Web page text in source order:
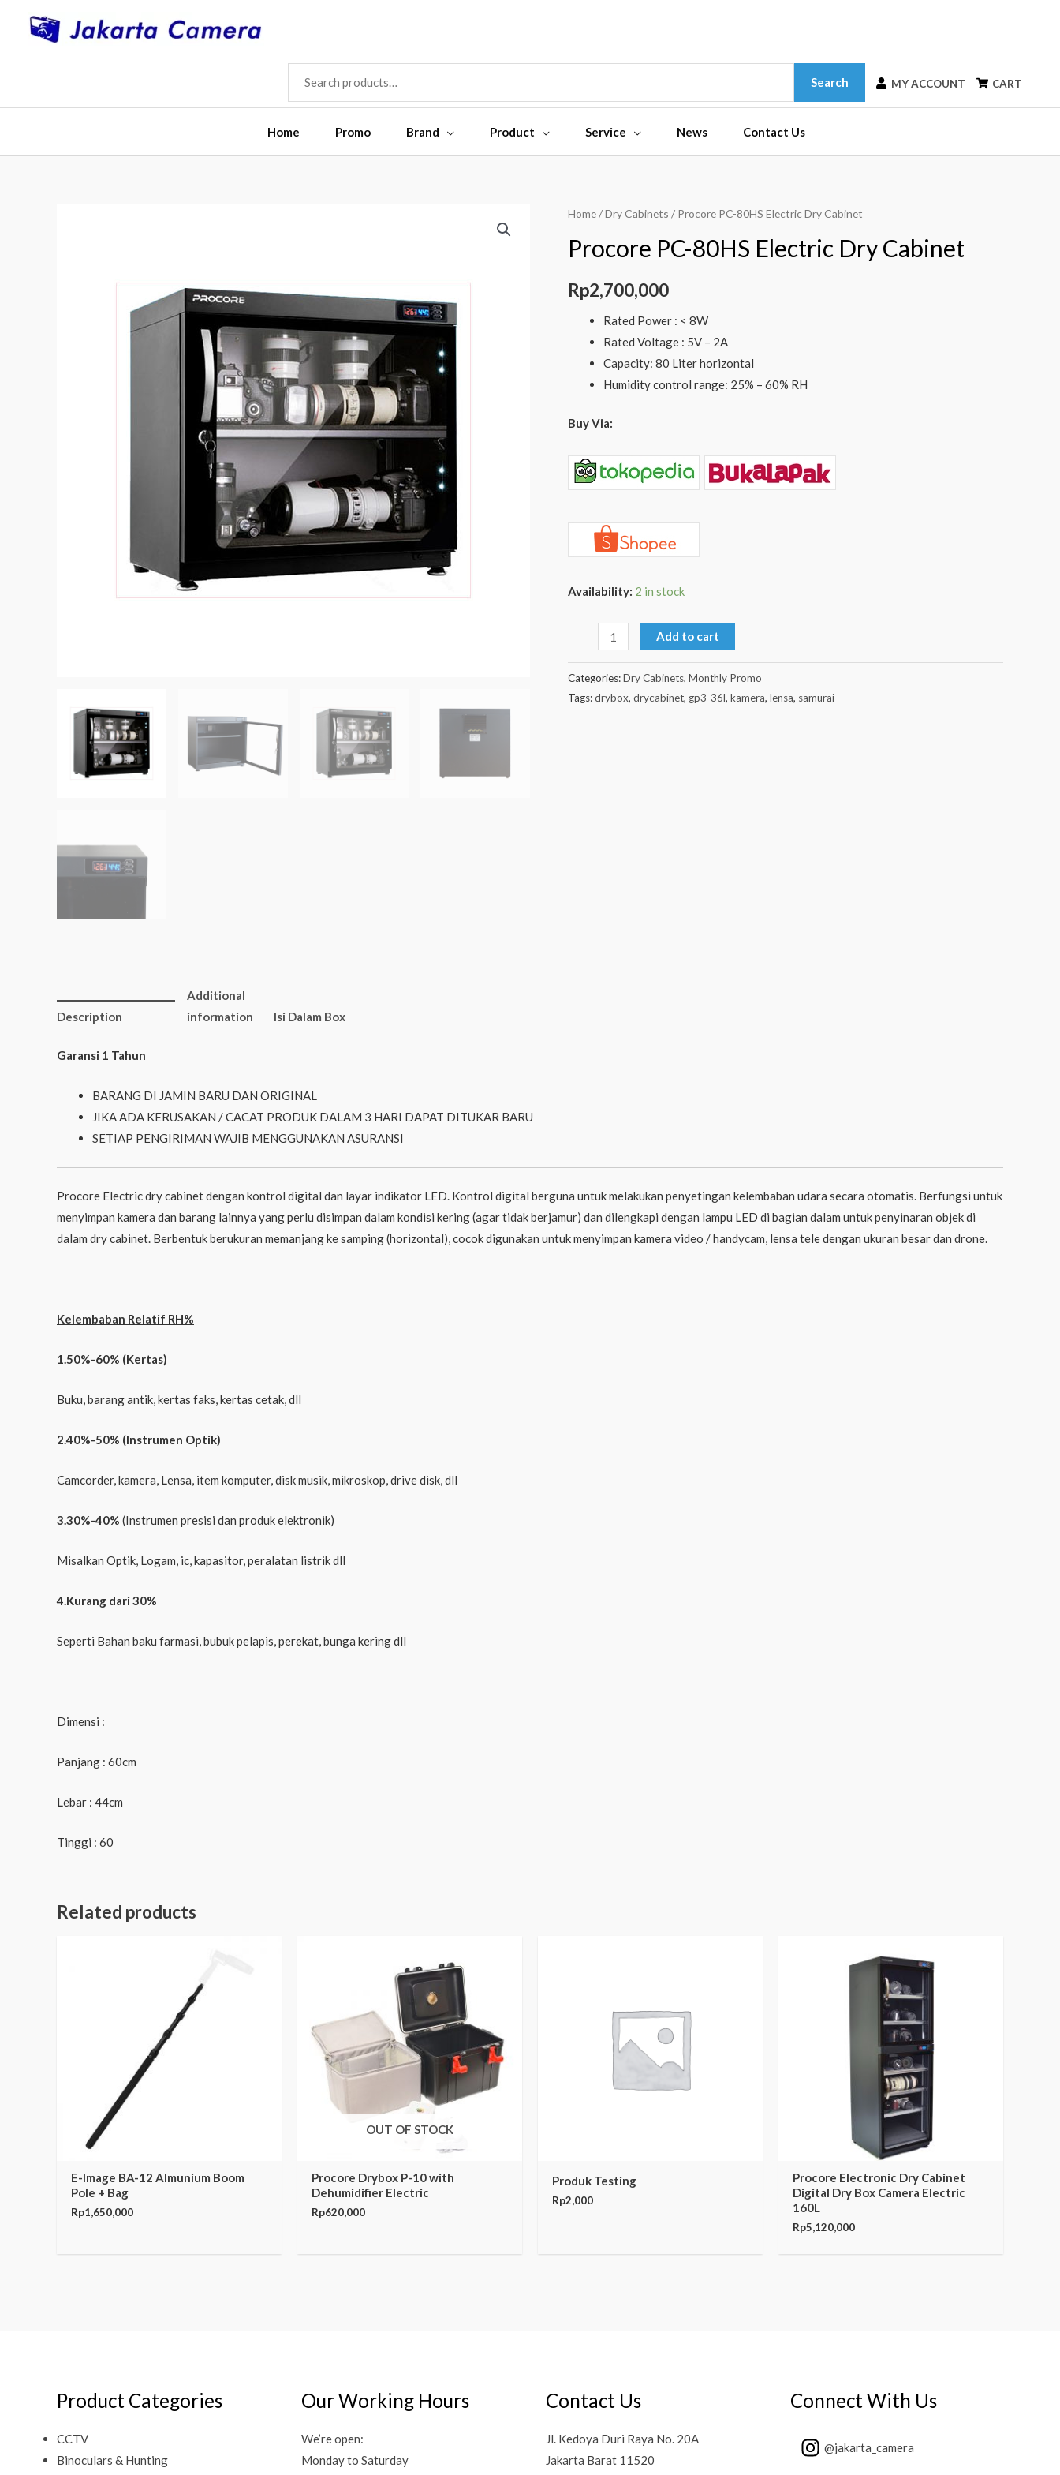
SEARCH
FOR:
Search MY ACCOUNT CART
Home Promo Brand Product Service News Contact Us
Home/Dry Cabinets / Procore PC-80HS Electric Dry Cabinet
Procore PC-80HS Electric Dry Cabinet
Rp2,700,000
Rated Power : < 8W
Rated Voltage : 5V – 2A
Capacity: 80 Liter horizontal
Humidity control range: 25% – 60% RH
Buy Via:
Availability: 2 in stock
Procore
80HS
Dry
Cabinet
quantity
Add to cart
Categories:Dry Cabinets, Monthly Promo
Tags:drybox, drycabinet, gp3-36l, kamera, lensa, samurai
Description
Additional
information
Isi Dalam Box
Garansi 1 Tahun
BARANG DI JAMIN BARU DAN ORIGINAL
JIKA ADA KERUSAKAN / CACAT PRODUK DALAM 3 HARI DAPAT DITUKAR BARU
SETIAP PENGIRIMAN WAJIB MENGGUNAKAN ASURANSI
Procore Electric dry cabinet dengan kontrol digital dan layar indikator LED. Kontrol digital berguna untuk melakukan penyetingan kelembaban udara secara otomatis. Berfungsi untuk
menyimpan kamera dan barang lainnya yang perlu disimpan dalam kondisi kering (agar tidak berjamur) dan dilengkapi dengan lampu LED di bagian dalam untuk penyinaran objek di
dalam dry cabinet. Berbentuk berukuran memanjang ke samping (horizontal), cocok digunakan untuk menyimpan kamera video / handycam, lensa tele dengan ukuran besar dan drone.
Kelembaban Relatif RH%
1.50%-60% (Kertas)
Buku, barang antik, kertas faks, kertas cetak, dll
2.40%-50% (Instrumen Optik)
Camcorder, kamera, Lensa, item komputer, disk musik, mikroskop, drive disk, dll
3.30%-40% (Instrumen presisi dan produk elektronik)
Misalkan Optik, Logam, ic, kapasitor, peralatan listrik dll
4.Kurang dari 30%
Seperti Bahan baku farmasi, bubuk pelapis, perekat, bunga kering dll
Dimensi :
Panjang : 60cm
Lebar : 44cm
Tinggi : 60
Related products
E-Image BA-12 Almunium Boom
Pole + Bag
Rp1,650,000
OUT OF STOCK
Procore Drybox P-10 with
Dehumidifier Electric
Rp620,000
Produk Testing
Rp2,000
Procore Electronic Dry Cabinet
Digital Dry Box Camera Electric
160L
Rp5,120,000
Product Categories
CCTV
Binoculars & Hunting
Our Working Hours
We’re open:
Monday to Saturday
Contact Us
Jl. Kedoya Duri Raya No. 20A
Jakarta Barat 11520
Connect With Us
@jakarta_camera